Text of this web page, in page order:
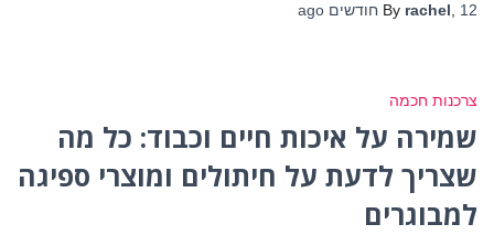
By rachel 12 חודשים
צרכנות חכמה
שמירה על איכות חיים וכבוד: כל מה
שצריך לדעת על חיתולים ומוצרי ספיגה
למבוגרים